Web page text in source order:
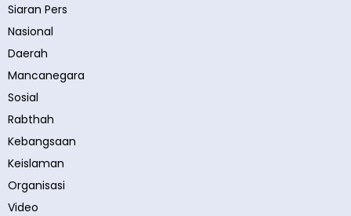
Siaran Pers
Nasional
Daerah
Mancanegara
Sosial
Rabthah
Kebangsaan
Keislaman
Organisasi
Video